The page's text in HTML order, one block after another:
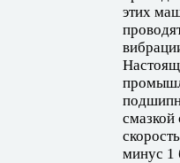
этих
минус 1